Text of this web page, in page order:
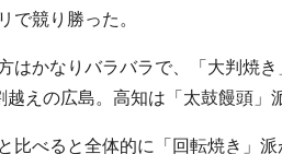
で競り勝った。
はかなりバラバラで、「大判焼
えの広島。高知は「太鼓饅頭」
比べると全体的に「回転焼き」